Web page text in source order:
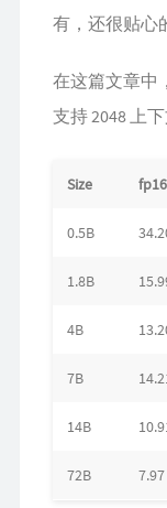
有，还很贴心
在这篇文章中
支持 2048 上
Size fp16
0.5B
1.8B
4B
7B
14B
72B 7.97